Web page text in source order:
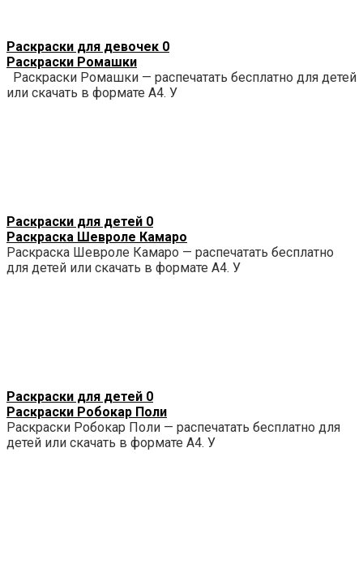
Раскраски для девочек 0
Раскраски Ромашки
Раскраски Ромашки — распечатать бесплатно для детей
или скачать в формате А4. У
Раскраски для детей 0
Раскраска Шевроле Камаро
Раскраска Шевроле Камаро — распечатать бесплатно
для детей или скачать в формате А4. У
Раскраски для детей 0
Раскраски Робокар Поли
Раскраски Робокар Поли — распечатать бесплатно для
детей или скачать в формате А4. У